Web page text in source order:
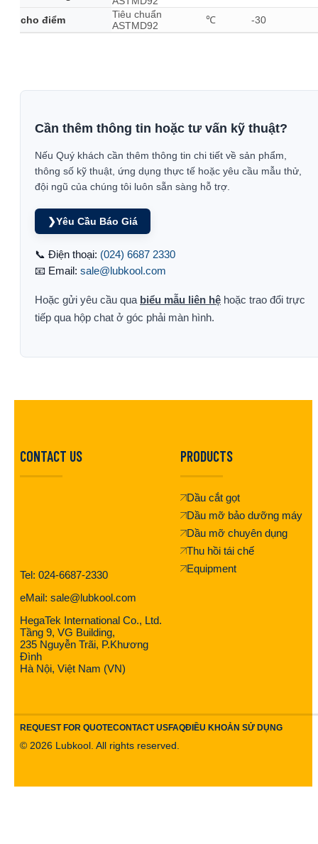
cho điểm
Tiêu chuẩn
ASTMD92
℃ -30
Cần thêm thông tin hoặc tư vấn kỹ thuật?
Nếu Quý khách cần thêm thông tin chi tiết về sản phẩm,
thông số kỹ thuật, ứng dụng thực tế hoặc yêu cầu mẫu thử,
đội ngũ của chúng tôi luôn sẵn sàng hỗ trợ.
❯Yêu Cầu Báo Giá
📞 Điện thoại: (024) 6687 2330
📧 Email: sale@lubkool.com
Hoặc gửi yêu cầu qua biểu mẫu liên hệ hoặc trao đổi trực
tiếp qua hộp chat ở góc phải màn hình.
CONTACT US
Tel: 024-6687-2330
eMail: sale@lubkool.com
HegaTek International Co., Ltd.
Tầng 9, VG Building,
235 Nguyễn Trãi, P.Khương
Đình
Hà Nội, Việt Nam (VN)
PRODUCTS
Dầu cắt gọt
Dầu mỡ bảo dưỡng máy
Dầu mỡ chuyên dụng
Thu hồi tái chế
Equipment
REQUEST FOR QUOTECONTACT USFAQĐIỀU KHOẢN SỬ DỤNG
© 2026 Lubkool. All rights reserved.